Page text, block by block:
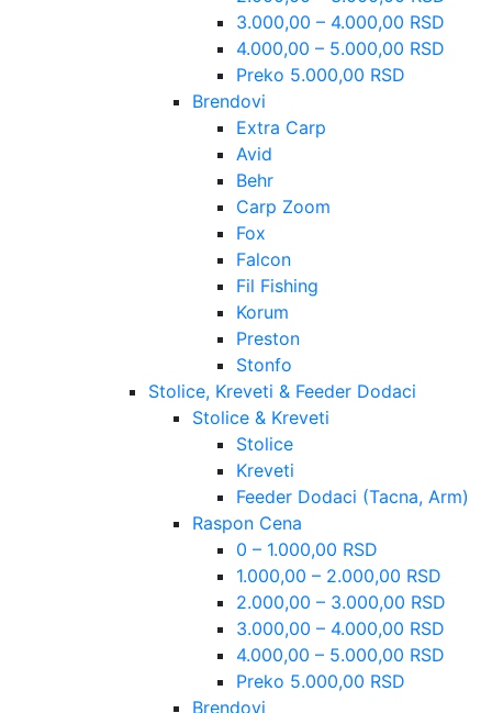
3.000,00 – 4.000,00 RSD
4.000,00 – 5.000,00 RSD
Preko 5.000,00 RSD
Brendovi
Extra Carp
Avid
Behr
Carp Zoom
Fox
Falcon
Fil Fishing
Korum
Preston
Stonfo
Stolice, Kreveti & Feeder Dodaci
Stolice & Kreveti
Stolice
Kreveti
Feeder Dodaci (Tacna, Arm)
Raspon Cena
0 – 1.000,00 RSD
1.000,00 – 2.000,00 RSD
2.000,00 – 3.000,00 RSD
3.000,00 – 4.000,00 RSD
4.000,00 – 5.000,00 RSD
Preko 5.000,00 RSD
Brendovi